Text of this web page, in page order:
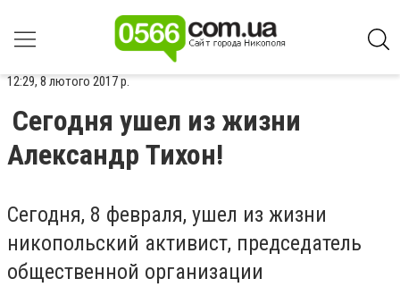
12:29, 8 лютого 2017 р.
Сегодня ушел из жизни
Александр Тихон!
Сегодня, 8 февраля, ушел из жизни
никопольский активист, председатель
общественной организации